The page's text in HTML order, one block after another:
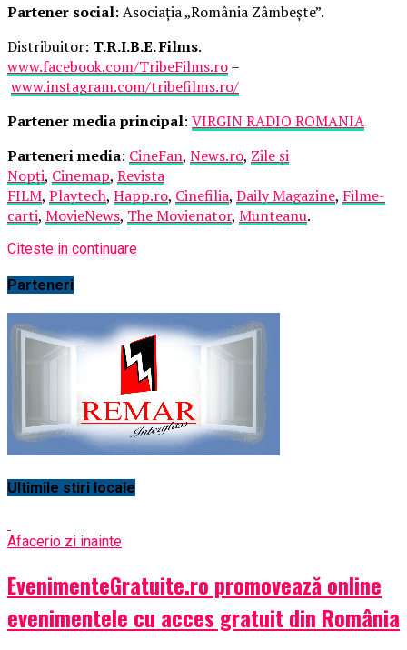
Partener social: Asociația „România Zâmbește”.
Distribuitor: T.R.I.B.E. Films.
www.facebook.com/TribeFilms.ro–
www.instagram.com/tribefilms.ro/
Partener media principal: VIRGIN RADIO ROMANIA
Parteneri media: CineFan, News.ro, Zile și
Nopți, Cinemap, Revista
FILM, Playtech, Happ.ro, Cinefilia, Daily Magazine, Filme-
carti, MovieNews, The Movienator, Munteanu.
Citeste in continuare
Parteneri
Ultimile stiri locale
Afacerio zi inainte
EvenimenteGratuite.ro promovează online
evenimentele cu acces gratuit din România